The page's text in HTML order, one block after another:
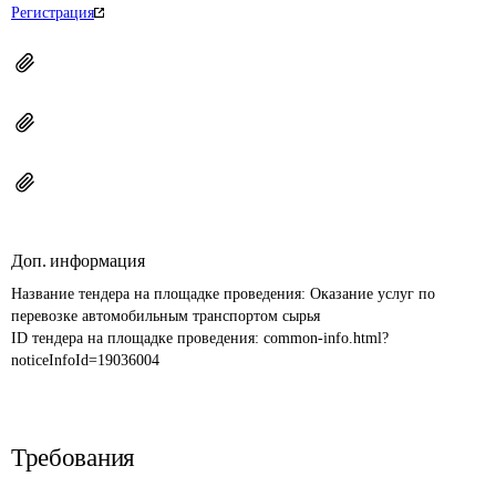
Регистрация
Доп. информация
Название тендера на площадке проведения: Оказание услуг по
перевозке автомобильным транспортом сырья
ID тендера на площадке проведения: common-info.html?
noticeInfoId=19036004
Требования